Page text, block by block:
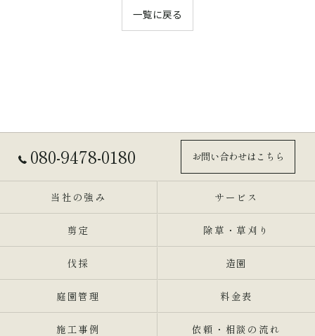
一覧に戻る
080-9478-0180 お問い合わせはこちら
当社の強み サービス
剪定 除草・草刈り
伐採 造園
庭園管理 料金表
施工事例 依頼・相談の流れ